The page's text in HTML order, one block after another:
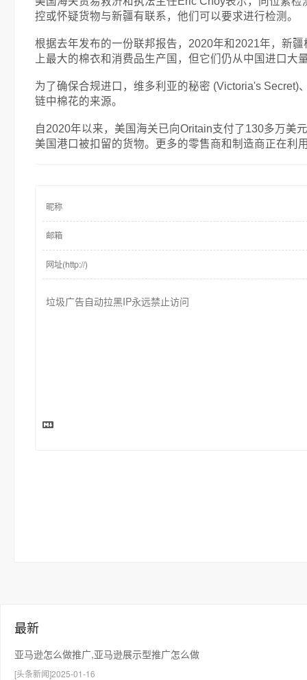
控或怀疑货物与新疆有联系，他们可以要求进行检测。
根据去年发布的一份联邦报告，2020年和2021年，新
上最大的棉衣和消费品生产国，但它们仍从中国进口
为了确保合规进口，维多利亚的秘密 (Victoria's
链中棉花的来源。
自2020年以来，美国海关已向Oritain支付了130多万美
美国港口被扣留的货物。更多的零售商和制造商正在利
最新
亚马逊怎么做推广,亚马逊展示型推广怎么做
[头条新闻]2025-01-16